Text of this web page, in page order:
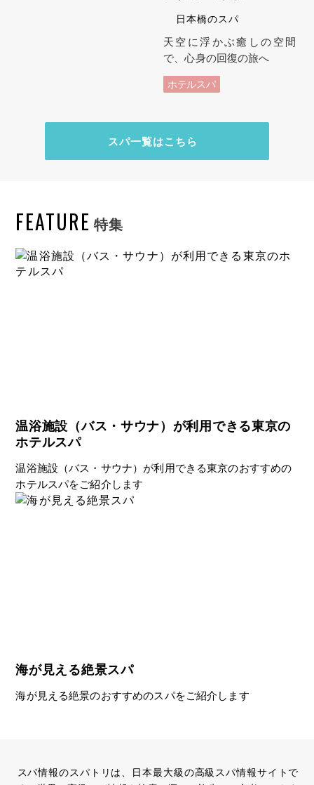
日本橋のスパ
天空に浮かぶ癒しの空間
で、心身の回復の旅へ
ホテルスパ
スパ一覧はこちら
FEATURE 特集
温浴施設（バス・サウナ）が利用できる東京の
ホテルスパ
温浴施設（バス・サウナ）が利用できる東京のおすすめの
ホテルスパをご紹介します
海が見える絶景スパ
海が見える絶景のおすすめのスパをご紹介します
スパ情報のスパトリは、日本最大級の高級スパ情報サイトで